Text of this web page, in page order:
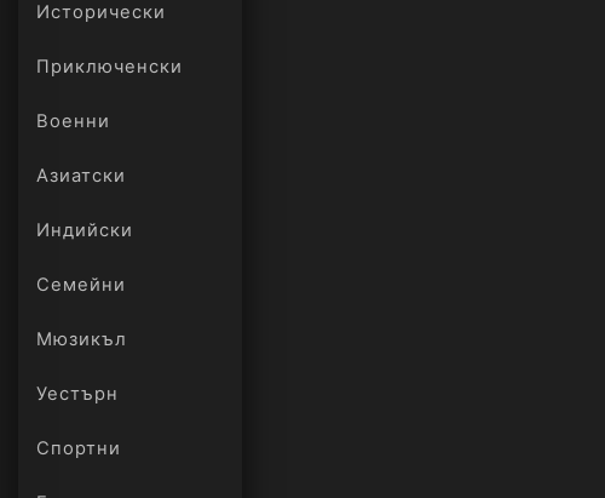
Исторически
Приключенски
Военни
Азиатски
Индийски
Семейни
Мюзикъл
Уестърн
Спортни